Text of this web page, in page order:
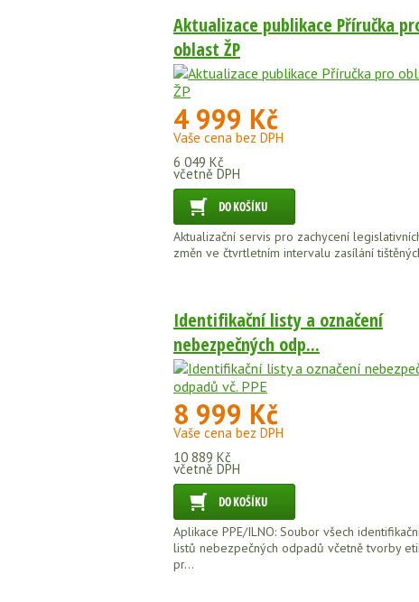
Aktualizace publikace Příručka
oblast ŽP
4 999 Kč
Vaše cena bez DPH
6 049 Kč
včetně DPH
Aktualizační servis pro zachycení
změn ve čtvrtletním intervalu zasílání
Identifikační listy a označení
nebezpečných odp...
8 999 Kč
Vaše cena bez DPH
10 889 Kč
včetně DPH
Aplikace PPE/ILNO: Soubor všech
listů nebezpečných odpadů včetně tvorby
pr...